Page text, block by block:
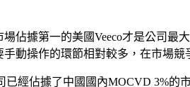
佔據第一的美國Veeco才是公司
動操作的環節相對較多，在市場競
已經佔據了中國國內MOCVD 3%